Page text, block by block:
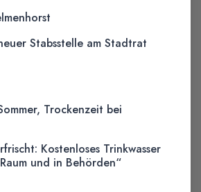
Stabsstelle am Stadtrat
Trockenzeit bei
Kostenloses Trinkwasser
und in Behörden“